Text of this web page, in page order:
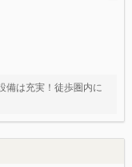
備は充実！徒歩圏内に